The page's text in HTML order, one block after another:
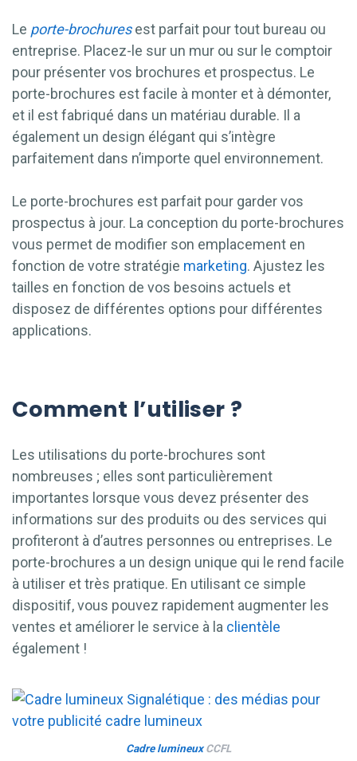
Le porte-brochuresest parfait pour tout bureau ou
entreprise. Placez-le sur un mur ou sur le comptoir
pour présenter vos brochures et prospectus. Le
porte-brochures est facile à monter et à démonter,
et il est fabriqué dans un matériau durable. Il a
également un design élégant qui s’intègre
parfaitement dans n’importe quel environnement.
Le porte-brochures est parfait pour garder vos
prospectus à jour. La conception du porte-brochures
vous permet de modifier son emplacement en
fonction de votre stratégie marketing. Ajustez les
tailles en fonction de vos besoins actuels et
disposez de différentes options pour différentes
applications.
Comment l’utiliser ?
Les utilisations du porte-brochures sont
nombreuses ; elles sont particulièrement
importantes lorsque vous devez présenter des
informations sur des produits ou des services qui
profiteront à d’autres personnes ou entreprises. Le
porte-brochures a un design unique qui le rend facile
à utiliser et très pratique. En utilisant ce simple
dispositif, vous pouvez rapidement augmenter les
ventes et améliorer le service à la clientèle
également !
Cadre lumineuxCCFL